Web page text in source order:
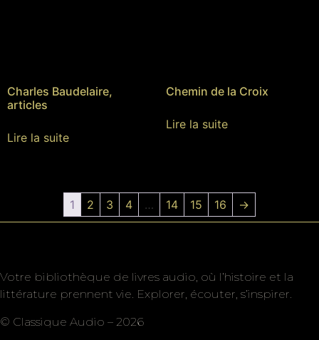
Charles Baudelaire,
articles
Lire la suite
Chemin de la Croix
Lire la suite
1 2 3 4 … 14 15 16 →
Votre bibliothèque de livres audio, où l’histoire et la
littérature prennent vie. Explorer, écouter, s’inspirer.
© Classique Audio – 2026